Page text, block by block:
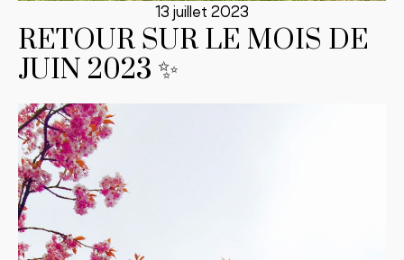
13 juillet 2023
RETOUR SUR LE MOIS DE
JUIN 2023 ✨